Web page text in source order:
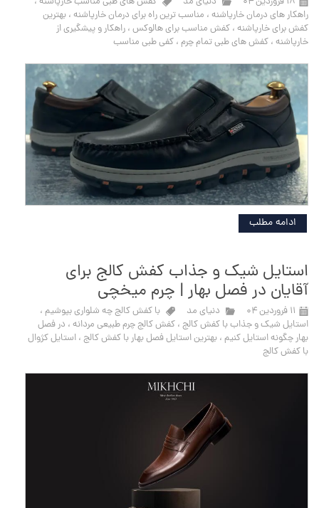
راهکار های درمان خارپاشنه ، مناسب ترین راه برای درمان خارپاشنه ، بهترین
کفش برای خارپاشنه ، کفش مناسب برای هالوکس ، راهکار و پیشگیری از
خارپاشنه ، کفش های طبی تمام چرم ، کفی طبی مناسب
ادامه مطلب
استایل شیک و جذاب کفش کالج برای
آقایان در فصل بهار | چرم میخچی
۱۱ فروردین ۰۴ دنیای مد با کفش کالج چه شلواری بپوشیم ،
استایل شیک و جذاب با کفش کالج ، کفش کالج چرم طبیعی مردانه ، در فصل
بهار چگونه استایل کنیم ، بهترین استایل فصل بهار با کفش کالج ، استایل کژوال
با کفش کالج